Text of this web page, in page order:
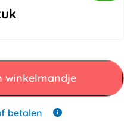
winkelmandje
betalen